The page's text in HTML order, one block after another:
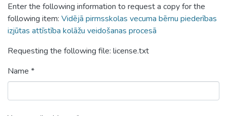
Enter the following information to request a copy for the
following item: Vidējā pirmsskolas vecuma bērnu piederības
izjūtas attīstība kolāžu veidošanas procesā
Requesting the following file: license.txt
Name *